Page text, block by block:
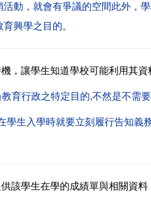
動，就會有爭議的空間此外，
興學之目的。
，讓學生知道學校可能利用其
育行政之特定目的,不然是不需要
生入學時就要立刻履行告知義
該學生在學的成績單與相關資